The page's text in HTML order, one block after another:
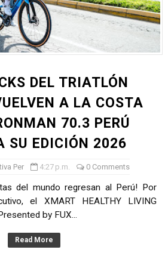
FINAL DEL RONEX 2025 SERÁ
el Rally de la Primavera del Rally
U20 Y NUEVO RÉCORD
VALTAYO, MONTES, CASTRO
DEL TRIATLÓN
A LA COSTA
70.3 PERÚ
SU EDICIÓN 2026
Per 4:27 p.m. 0 Comments
del mundo regresan al Perú! Por
el XMART HEALTHY LIVING
by FUX...
Read More